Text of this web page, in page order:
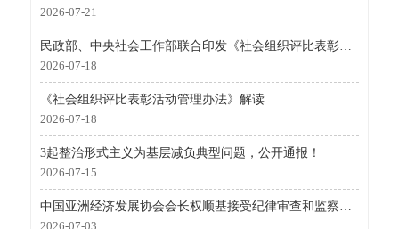
2026-07-21
民政部、中央社会工作部联合印发《社会组织评比表彰活动管理办法》
2026-07-18
《社会组织评比表彰活动管理办法》解读
2026-07-18
3起整治形式主义为基层减负典型问题，公开通报！
2026-07-15
中国亚洲经济发展协会会长权顺基接受纪律审查和监察调查
2026-07-03